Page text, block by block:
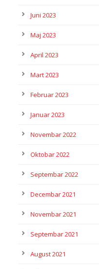
Juni 2023
Maj 2023
April 2023
Mart 2023
Februar 2023
Januar 2023
Novembar 2022
Oktobar 2022
Septembar 2022
Decembar 2021
Novembar 2021
Septembar 2021
August 2021